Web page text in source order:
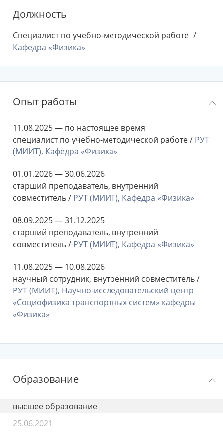
Должность
Специалист по учебно-методической работе
Кафедра «Физика»
Опыт работы
11.08.2025 — по настоящее время
специалист по учебно-методической работе / РУТ
(МИИТ), Кафедра «Физика»
01.01.2026 — 30.06.2026
старший преподаватель, внутренний
совместитель / РУТ (МИИТ), Кафедра «Физика»
08.09.2025 — 31.12.2025
старший преподаватель, внутренний
совместитель / РУТ (МИИТ), Кафедра «Физика»
11.08.2025 — 10.08.2026
научный сотрудник, внутренний совместитель /
РУТ (МИИТ), Научно-исследовательский центр
«Социофизика транспортных систем» кафедры
«Физика»
Образование
высшее образование
25.06.2021